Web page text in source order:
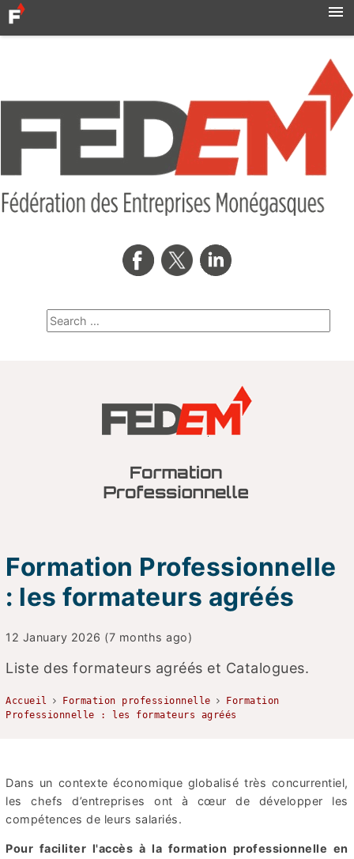
MBN
Formation professionnelle
Formation Professionnelle
: les formateurs agréés
12 January 2026 (7 months ago)
Liste des formateurs agréés et Catalogues.
Accueil Formation professionnelle
Formation
Professionnelle : les formateurs agréés
Dans un contexte économique globalisé très concurrentiel,
les chefs d’entreprises ont à cœur de développer les
compétences de leurs salariés.
Pour faciliter l'accès à la formation professionnelle en